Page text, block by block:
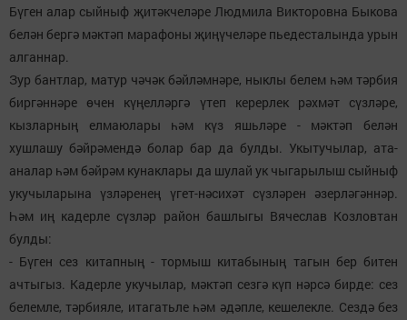
Бүген алар сыйныф җитәкчеләре Людмила Викторовна Быкова
белән бергә мәктәп марафоны җиңүчеләре пьедесталында урын
алганнар.
Зур бантлар, матур чәчәк бәйләмнәре, ныклы белем һәм тәрбия
биргәннәре өчен күңелләргә үтеп керерлек рәхмәт сүзләре,
кызларның елмаюлары һәм күз яшьләре - мәктәп белән
хушлашу бәйрәмендә болар бар да булды. Укытучылар, ата-
аналар һәм бәйрәм кунаклары да шулай ук чыгарылыш сыйныф
укучыларына үзләренең үгет-нәсихәт сүзләрен әзерләгәннәр.
Һәм иң кадерле сүзләр район башлыгы Вячеслав Козловтан
булды:
- Бүген сез китапның - тормыш китабының тагын бер битен
ачтыгыз. Кадерле укучылар, мәктәп сезгә күп нәрсә бирде: сез
белемле, тәрбияле, итагатьле һәм әдәпле, кешелекле. Сездә без